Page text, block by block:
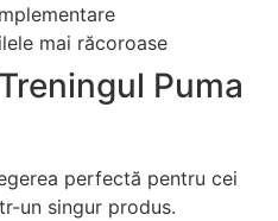
mai răcoroase
Puma
perfectă pentru cei
un singur produs.